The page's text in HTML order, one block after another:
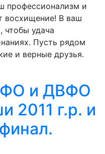
профессионализм и
восхищение! В ваш
удача
Пусть рядом
и верные друзья.
и ДВФО
2011 г.р. и